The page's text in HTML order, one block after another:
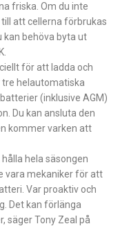
friska. Om du inte
att cellerna förbrukas
kan behöva byta ut
för att ladda och
helautomatiska
(inklusive AGM)
Du kan ansluta den
kommer varken att
hela säsongen
vara mekaniker för att
Var proaktiv och
Det kan förlänga
säger Tony Zeal på